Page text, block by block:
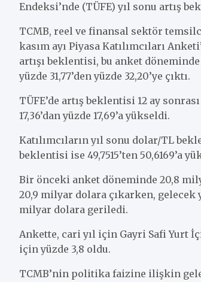
Endeksi’nde (TÜFE) yıl sonu artış
TCMB, reel ve finansal sektör
kasım ayı Piyasa Katılımcıları
artışı beklentisi, bu anket
yüzde 31,77’den yüzde 32,20’ye çıktı.
TÜFE’de artış beklentisi 12 ay
17,36’dan yüzde 17,69’a yükseldi.
Katılımcıların yıl sonu dolar/TL
beklentisi ise 49,7515’ten 50,6169’a
Bir önceki anket döneminde 20,8
20,9 milyar dolara çıkarken, gelecek
milyar dolara geriledi.
Ankette, cari yıl için Gayri Safi Yurt
için yüzde 3,8 oldu.
TCMB’nin politika faizine ilişkin